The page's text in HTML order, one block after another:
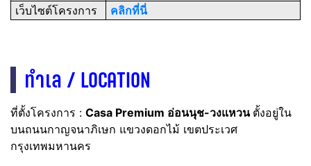
เว็บไซต์โครงการ
คลิกที่นี่
ทำเล / LOCATION
ที่ตั้งโครงการ : Casa Premium อ่อนนุช-วงแหวน ตั้งอยู่ใน
บนถนนกาญจนาภิเษก แขวงดอกไม้ เขตประเวศ
กรุงเทพมหานคร